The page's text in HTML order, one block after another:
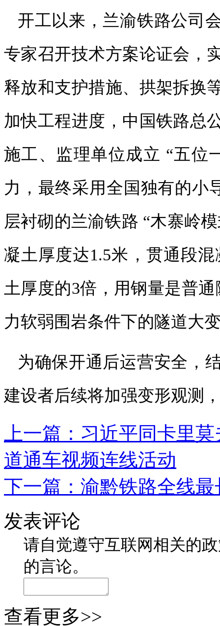
开工以来，兰渝铁路公司
专家召开技术方案论证会，
释放和支护措施、拱架拆换
加快工程进度，中国铁路总
施工、监理单位成立 “五位
力，最终采用全国独有的小
层衬砌的兰渝铁路 “木寨岭
凝土厚度达1.5米，贯通段
土厚度的3倍，用钢量是普
力软弱围岩条件下的隧道大
为确保开通后运营安全，
建设者后续将加强变形观测
上一篇： 习近平同卡里
道通车视频连线活动
下一篇： 渝黔铁路全线
发表评论
请自觉遵守互联网相关的
的言论。
查看更多>>